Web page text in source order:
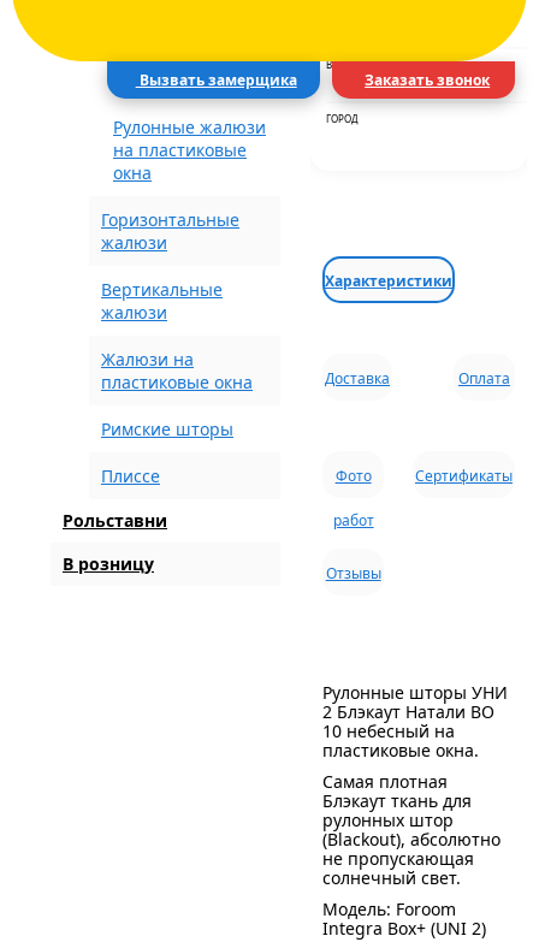
Вызвать замерщика Заказать звонок
Электрические
шторы
Рулонные жалюзи
на пластиковые
окна
Горизонтальные
жалюзи
Вертикальные
жалюзи
Жалюзи на
пластиковые окна
Римские шторы
Плиссе
Рольставни
В розницу
ВИД ДОСТАВКИ
ГОРОД
Характеристики
Доставка Оплата
Фото
работ
Сертификаты
Отзывы
Рулонные шторы УНИ
2 Блэкаут Натали BO
10 небесный на
пластиковые окна.
Самая плотная
Блэкаут ткань для
рулонных штор
(Blackout), абсолютно
не пропускающая
солнечный свет.
Модель: Foroom
Integra Box+ (UNI 2)